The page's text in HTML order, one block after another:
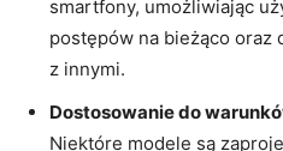
smartfony, umożliwiając
postępów na bieżąco oraz
z innymi.
Dostosowanie do
Niektóre modele są